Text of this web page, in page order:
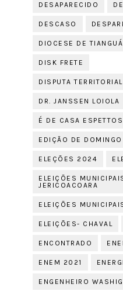
DESAPARECIDO
DESCASO
DIOCESE DE TIANGUÁ
DISK FRETE
DISPUTA
DR. JANSSEN LOIOLA
É DE CASA ESPETTOS
EDIÇÃO DE DOMINGO
ELEÇÕES 2024
ELEIÇÕES
JERICOACOARA
ELEIÇÕES
ELEIÇÕES- CHAVAL
ENCONTRADO
ENEM 2021
ENGENHEIRO